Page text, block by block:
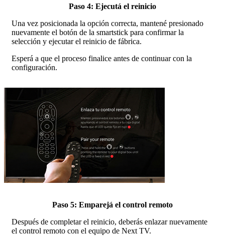
Paso 4: Ejecutá el reinicio
Una vez posicionada la opción correcta, mantené presionado
nuevamente el botón de la smartstick para confirmar la
selección y ejecutar el reinicio de fábrica.
Esperá a que el proceso finalice antes de continuar con la
configuración.
Paso 5: Emparejá el control remoto
Después de completar el reinicio, deberás enlazar nuevamente
el control remoto con el equipo de Next TV.